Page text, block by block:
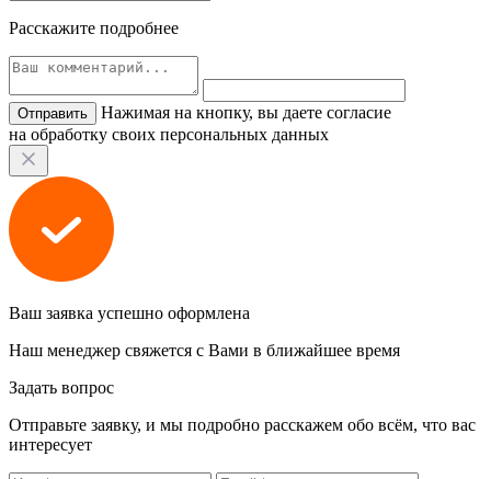
Расскажите подробнее
Нажимая на кнопку, вы даете согласие
на обработку своих персональных данных
Ваш заявка успешно оформлена
Наш менеджер свяжется с Вами в ближайшее время
Задать вопрос
Отправьте заявку, и мы подробно расскажем обо всём, что вас
интересует